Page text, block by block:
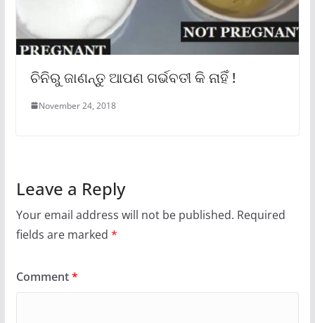
ଚିନିରୁ ଜାଣନ୍ତୁ ଆପଣ ଗର୍ଭବତୀ କି ନାହିଁ !
November 24, 2018
Leave a Reply
Your email address will not be published. Required
fields are marked *
Comment*